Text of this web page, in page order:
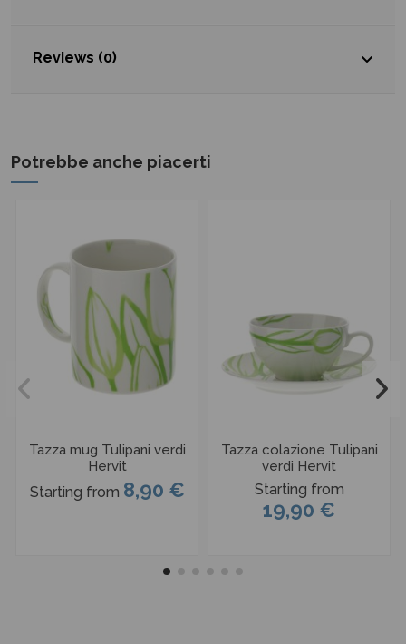
Reviews (0)
Potrebbe anche piacerti
Tazza mug Tulipani verdi
Hervit
Starting from 8,90 €
Tazza colazione Tulipani
verdi Hervit
Starting from
19,90 €